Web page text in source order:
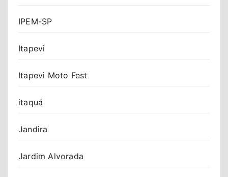
IPEM-SP
Itapevi
Itapevi Moto Fest
itaquá
Jandira
Jardim Alvorada